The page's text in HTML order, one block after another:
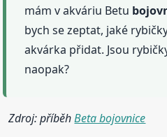
mám v akváriu Betu
bych se zeptat, jaké
akvárka přidat. Jsou
naopak?
Zdroj: příběhBeta bojovnice